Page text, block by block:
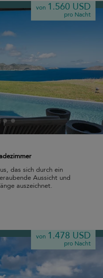
von 1.560 USD
pro Nacht
das sich durch ein
Aussicht und
auszeichnet.
von 1.478 USD
pro Nacht